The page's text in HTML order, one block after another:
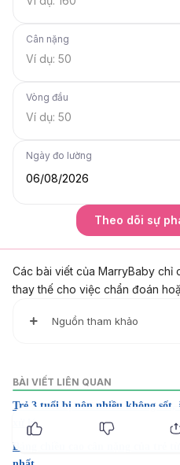
Cân nặng
Vòng đầu
Ngày đo lường
06/08/2026
Theo dõi sự
Các bài viết của MarryBaby chỉ
thay thế cho việc chẩn đoán
Nguồn tham khảo
https://
id=the-growing-child-3-year-
BÀI VIẾT LIÊN QUAN
Trẻ 3 tuổi bị nôn nhiều không sốt,
xử lý
Bảng chiều cao cân nặng của trẻ